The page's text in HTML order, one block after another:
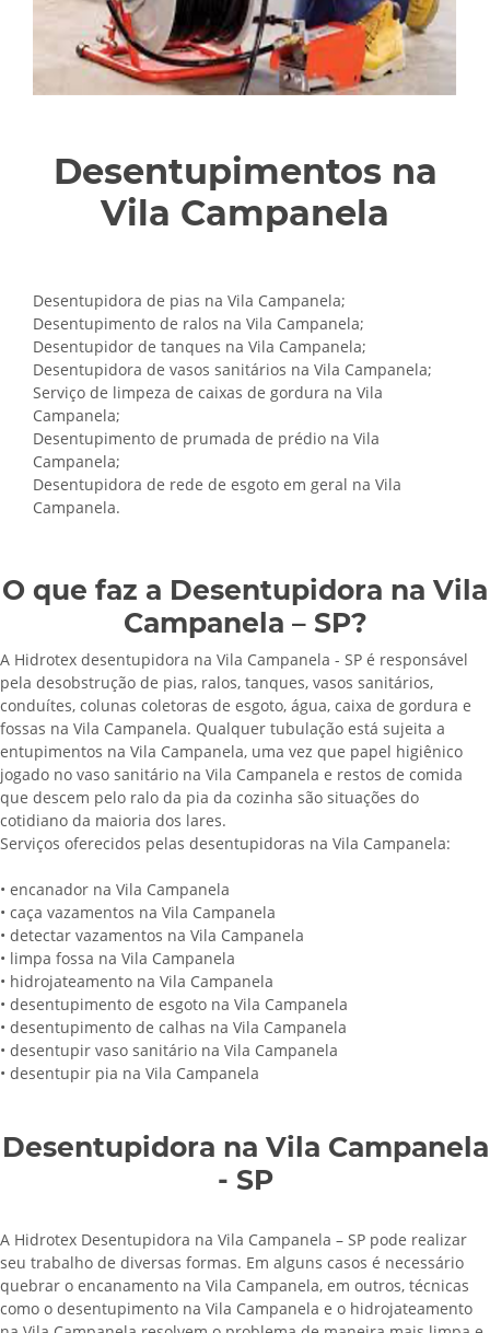
Desentupimentos na
Vila Campanela
Desentupidora de pias na Vila Campanela;
Desentupimento de ralos na Vila Campanela;
Desentupidor de tanques na Vila Campanela;
Desentupidora de vasos sanitários na Vila Campanela;
Serviço de limpeza de caixas de gordura na Vila
Campanela;
Desentupimento de prumada de prédio na Vila
Campanela;
Desentupidora de rede de esgoto em geral na Vila
Campanela.
O que faz a Desentupidora na Vila
Campanela – SP?
A Hidrotex desentupidora na Vila Campanela - SP é responsável
pela desobstrução de pias, ralos, tanques, vasos sanitários,
conduítes, colunas coletoras de esgoto, água, caixa de gordura e
fossas na Vila Campanela. Qualquer tubulação está sujeita a
entupimentos na Vila Campanela, uma vez que papel higiênico
jogado no vaso sanitário na Vila Campanela e restos de comida
que descem pelo ralo da pia da cozinha são situações do
cotidiano da maioria dos lares.
Serviços oferecidos pelas desentupidoras na Vila Campanela:
• encanador na Vila Campanela
• caça vazamentos na Vila Campanela
• detectar vazamentos na Vila Campanela
• limpa fossa na Vila Campanela
• hidrojateamento na Vila Campanela
• desentupimento de esgoto na Vila Campanela
• desentupimento de calhas na Vila Campanela
• desentupir vaso sanitário na Vila Campanela
• desentupir pia na Vila Campanela
Desentupidora na Vila Campanela
- SP
A Hidrotex Desentupidora na Vila Campanela – SP pode realizar
seu trabalho de diversas formas. Em alguns casos é necessário
quebrar o encanamento na Vila Campanela, em outros, técnicas
como o desentupimento na Vila Campanela e o hidrojateamento